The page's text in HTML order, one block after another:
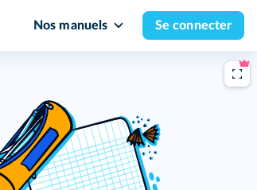
Nos manuels Se connecter